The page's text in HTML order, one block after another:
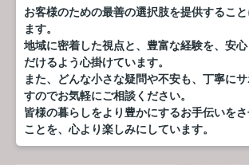
お客様のための最善の選択肢を提供するこ
ます。
地域に密着した視点と、豊富な経験を、安
だけるよう心掛けています。
また、どんな小さな疑問や不安も、丁寧に
すのでお気軽にご相談ください。
皆様の暮らしをより豊かにするお手伝いを
ことを、心より楽しみにしています。